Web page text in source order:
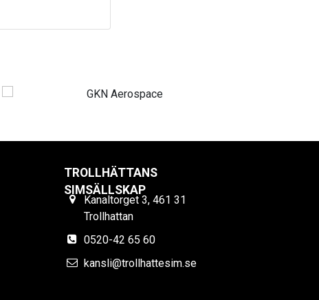
TROLLHÄTTANS
SIMSÄLLSKAP
Kanaltorget 3, 461 31
Trollhattan
0520-42 65 60
kansli@trollhattesim.se